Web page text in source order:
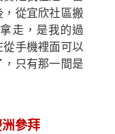
，從宜欣社區搬
走，是我的過
手機裡面可以
只有那一間是
參拜